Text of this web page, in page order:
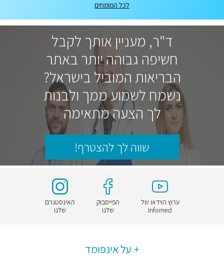
לכל המומחים
ד"ר, מעניין אותך לקבל
חשיפה גבוהה יותר באתר
הבריאות המוביל בישראל?
נשמח לשמוע ממך ולבנות
לך הצעה מתאימה
שווה לך להצטרף!
ערוץ הוידאו של
Infomed
הפייסבוק
שלנו
האינסטגרם
שלנו
על אינפומד